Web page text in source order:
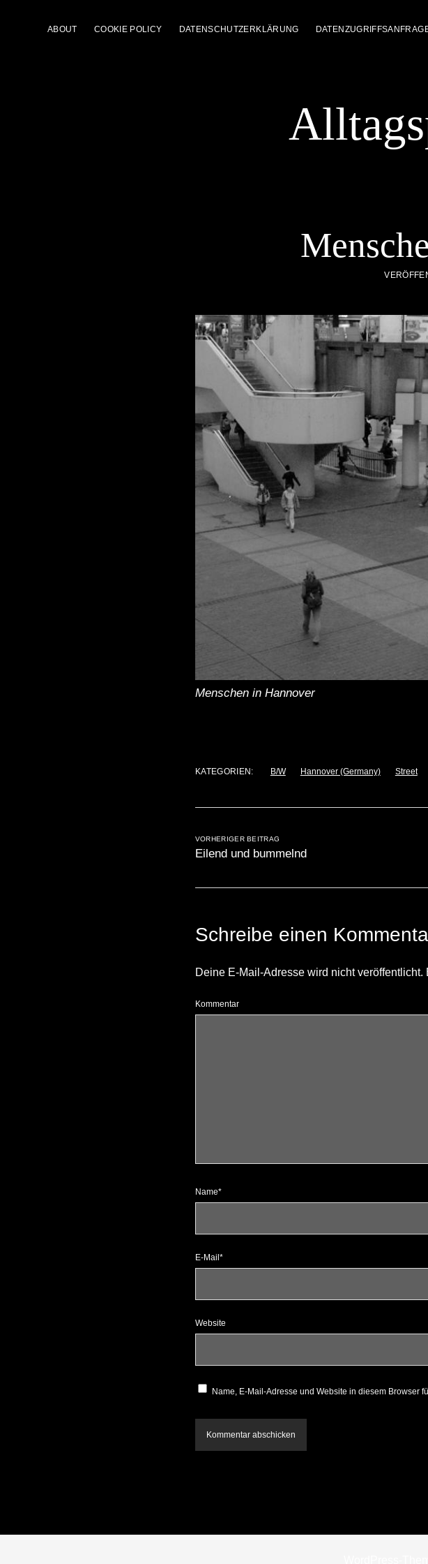
ABOUT COOKIE POLICY DATENSCHUTZERKLÄRUNG
Menschen in Hannover
KATEGORIEN: B/W Hannover (Germany) Street
VORHERIGER BEITRAG
Eilend und bummelnd
Schreibe einen
Deine E-Mail-Adresse wird nicht veröffentlicht.
Kommentar
Name*
E-Mail*
Website
Name, E-Mail-Adresse und Website in diesem Browser